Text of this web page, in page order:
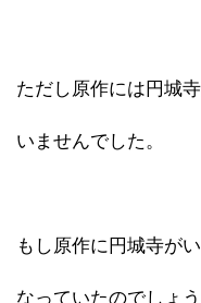
ただし原作には円城
いませんでした。
もし原作に円城寺が
なっていたのでしょう